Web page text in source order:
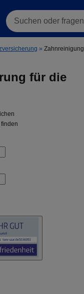
Suchen oder fragen
» Zahnreinigung
für die